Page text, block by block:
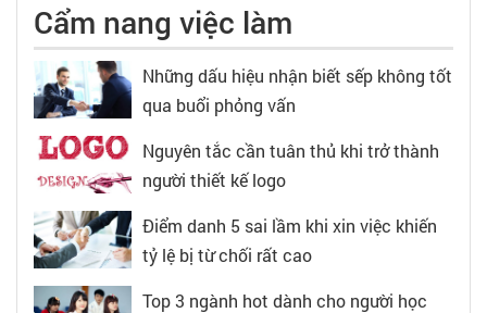
Cẩm nang việc làm
Những dấu hiệu nhận biết sếp không tốt
qua buổi phỏng vấn
Nguyên tắc cần tuân thủ khi trở thành
người thiết kế logo
Điểm danh 5 sai lầm khi xin việc khiến
tỷ lệ bị từ chối rất cao
Top 3 ngành hot dành cho người học